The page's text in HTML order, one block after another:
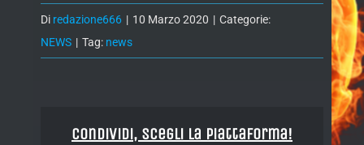
Di redazione666 | 10 Marzo 2020 | Categorie:
NEWS | Tag: news
Condividi, Scegli la piattaforma!